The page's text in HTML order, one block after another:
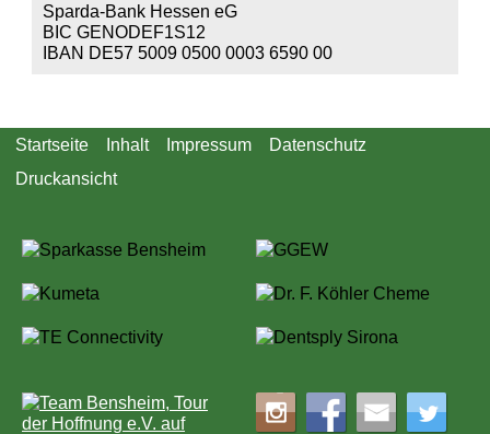
Sparda-Bank Hessen eG
BIC GENODEF1S12
IBAN DE57 5009 0500 0003 6590 00
Startseite Inhalt Impressum
Datenschutz
Druckansicht